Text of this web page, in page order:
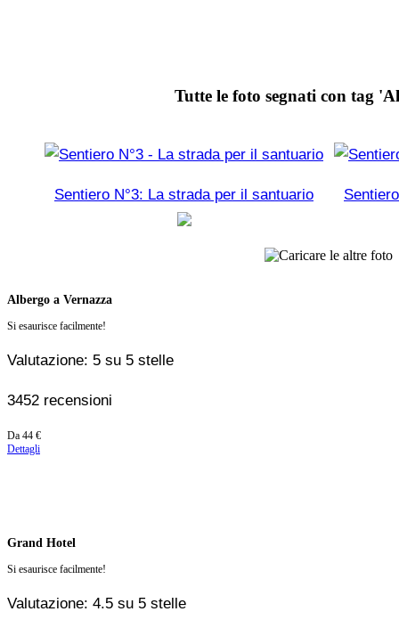
Tutte le foto segnati con tag
Sentiero N°3: La strada per il santuario
Albergo a Vernazza
Si esaurisce facilmente!
Valutazione: 5 su 5 stelle
3452 recensioni
Prezzo
a
Da 44 €
Dettagli
Grand Hotel
Si esaurisce facilmente!
Valutazione: 4.5 su 5 stelle